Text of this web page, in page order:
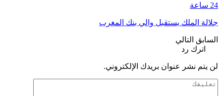
24 ساعة
جلالة الملك يستقبل والي بنك المغرب
السابق التالي
اترك رد
لن يتم نشر عنوان بريدك الإلكتروني.